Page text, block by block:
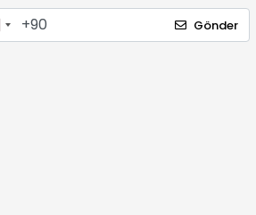
EMY Grup
Engin Oyuncak
Gönder